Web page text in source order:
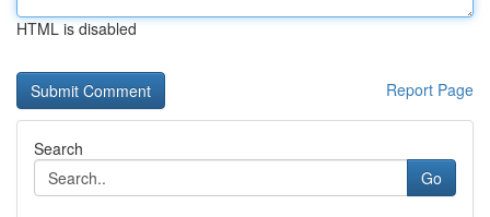
HTML is disabled
Report Page
Search
Go